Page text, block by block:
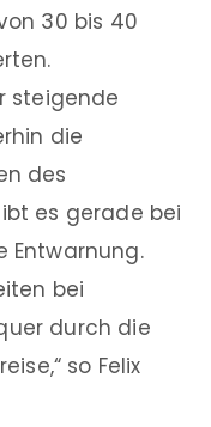
30 bis 40
steigende
die
des
es gerade bei
Entwarnung.
bei
durch die
so Felix